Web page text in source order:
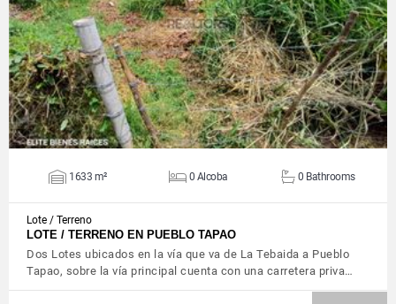
VIEW DETAILS
1633 m² 0 Alcoba 0 Bathrooms
Lote / Terreno
LOTE / TERRENO EN PUEBLO TAPAO
Dos Lotes ubicados en la vía que va de La Tebaida a Pueblo
Tapao, sobre la vía principal cuenta con una carretera priva…